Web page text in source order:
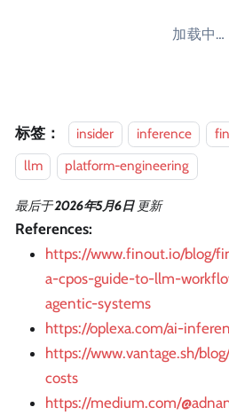
加载中…
标签： insider inference
llm
platform-engineering
最后于2026年5月6日 更新
References:
https://www.finout.io/blog/
a-cpos-guide-to-llm-
agentic-systems
https://oplexa.com/ai-
https://www.vantage.sh/
costs
https://medium.com/